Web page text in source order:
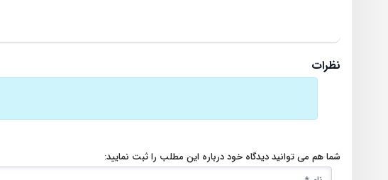
نظرات
شما هم می توانید دیدگاه خود درباره این مطلب را ثبت نمایید: